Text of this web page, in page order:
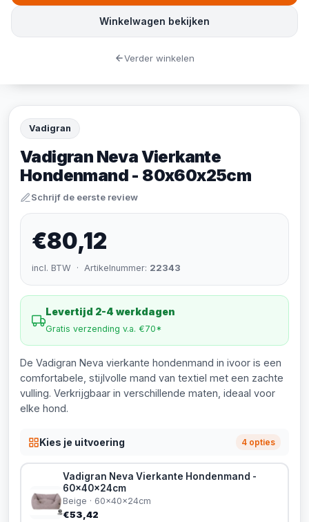
Vadigran
Vadigran Neva Vierkante
Hondenmand - 80x60x25cm
Schrijf de eerste review
€80,12
incl. BTW · Artikelnummer: 22343
Levertijd 2-4 werkdagen
Gratis verzending v.a. €70*
De Vadigran Neva vierkante hondenmand in ivoor is een
comfortabele, stijlvolle mand van textiel met een zachte
vulling. Verkrijgbaar in verschillende maten, ideaal voor
elke hond.
Kies je uitvoering 4 opties
Vadigran Neva Vierkante Hondenmand -
60x40x24cm
Beige · 60x40x24cm
€53,42
Winkelwagen bekijken
Verder winkelen